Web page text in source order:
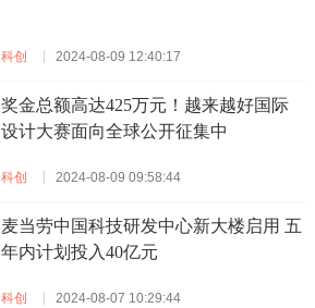
科创 2024-08-09 12:40:17
奖金总额高达425万元！越来越好国际
设计大赛面向全球公开征集中
科创 2024-08-09 09:58:44
麦当劳中国科技研发中心新大楼启用 五
年内计划投入40亿元
科创 2024-08-07 10:29:44